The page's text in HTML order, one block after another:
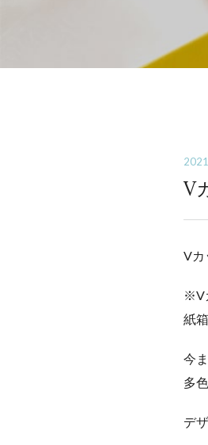
V
Vカ
※V
紙箱
今
多
デ